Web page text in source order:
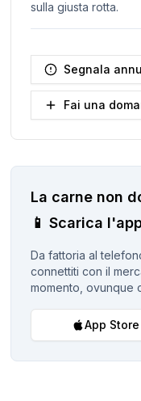
sulla giusta rotta.
Segnala
Fai una
La carne non
📱Scarica
Da fattoria al
connettiti con il
momento, ovunque
App Store